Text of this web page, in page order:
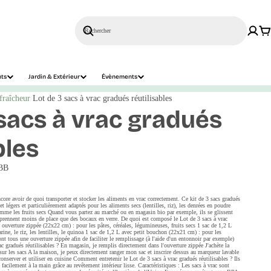
Jardin & Extérieur Évènements
Rechercher
Lot de 3 sacs à vrac gradués réutilisables
à vrac gradués
avoir de quoi transporter et stocker les aliments en vrac correctement. Ce kit de 3 sacs gradués
légers et particulièrement adaptés pour les aliments secs (lentilles, riz), les denrées en poudre
les fruits secs Quand vous partez au marché ou en magasin bio par exemple, ils se glissent
moins de place que des bocaux en verre. De quoi est composé le Lot de 3 sacs à vrac
zippée (22x22 cm) : pour les pâtes, céréales, légumineuses, fruits secs​ 1 sac de 1,2 L
le riz, les lentilles, le quinoa​ 1 sac de 1,2 L avec petit bouchon (22x21 cm) : pour les
tous une ouverture zippée afin de faciliter le remplissage (à l'aide d'un entonnoir par exemple)
réutilisables ? En magasin, je remplis directement dans l'ouverture zippée J'achète la
les sacs A la maison, je peux directement ranger mon sac et inscrire dessus au marqueur lavable
et utiliser en cuisine Comment entretenir le Lot de 3 sacs à vrac gradués réutilisables ? Ils
à la main grâce au revêtement intérieur lisse. Caractéristiques : Les sacs à vrac sont